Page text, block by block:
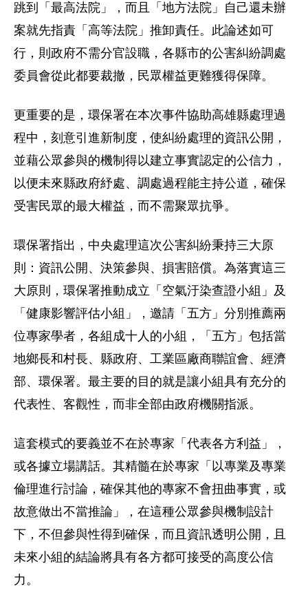
跳到「最高法院」，而且「地方法院」自己還未辦
案就先指責「高等法院」推卸責任。此論述如可
行，則政府不需分官設職，各縣市的公害糾紛調處
委員會從此都要裁撤，民眾權益更難獲得保障。
更重要的是，環保署在本次事件協助高雄縣處理過
程中，刻意引進新制度，使糾紛處理的資訊公開，
並藉公眾參與的機制得以建立事實認定的公信力，
以便未來縣政府紓處、調處過程能主持公道，確保
受害民眾的最大權益，而不需聚眾抗爭。
環保署指出，中央處理這次公害糾紛秉持三大原
則：資訊公開、決策參與、損害賠償。為落實這三
大原則，環保署推動成立「空氣汙染查證小組」及
「健康影響評估小組」，邀請「五方」分別推薦兩
位專家學者，各組成十人的小組，「五方」包括當
地鄉長和村長、縣政府、工業區廠商聯誼會、經濟
部、環保署。最主要的目的就是讓小組具有充分的
代表性、客觀性，而非全部由政府機關指派。
這套模式的要義並不在於專家「代表各方利益」，
或各據立場講話。其精髓在於專家「以專業及專業
倫理進行討論，確保其他的專家不會扭曲事實，或
故意做出不當推論」，在這種公眾參與機制設計
下，不但參與性得到確保，而且資訊透明公開，且
未來小組的結論將具有各方都可接受的高度公信
力。